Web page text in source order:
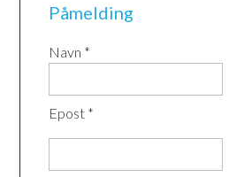
Påmelding
Navn *
Epost *